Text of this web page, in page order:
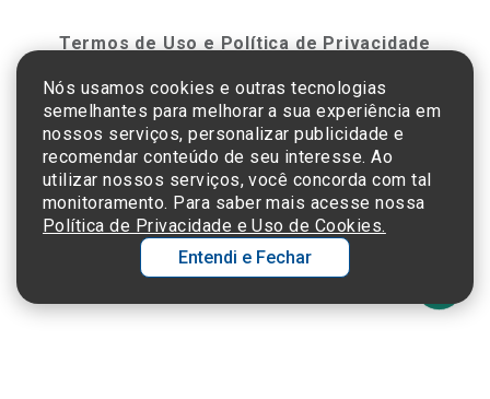
Termos de Uso e Política de Privacidade
©2025 Einstein Hospital Israelita -TODOS OS DIREITOS RESERVADOS
CNPJ: 60.765.823/0001-30 - Endereço: Av. Albert Einstein, 627 - Morumbi - São
Paulo - SP - 05652-000
Nós usamos cookies e outras tecnologias
semelhantes para melhorar a sua experiência em
nossos serviços, personalizar publicidade e
recomendar conteúdo de seu interesse. Ao
utilizar nossos serviços, você concorda com tal
monitoramento. Para saber mais acesse nossa
Política de Privacidade e Uso de Cookies.
Entendi e Fechar